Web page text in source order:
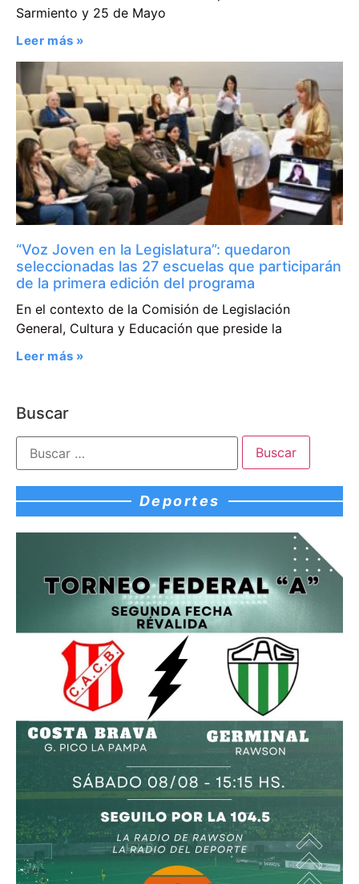
Sarmiento y 25 de Mayo
Leer más »
“Voz Joven en la Legislatura”: quedaron
seleccionadas las 27 escuelas que participarán
de la primera edición del programa
En el contexto de la Comisión de Legislación
General, Cultura y Educación que preside la
Leer más »
Buscar
Deportes